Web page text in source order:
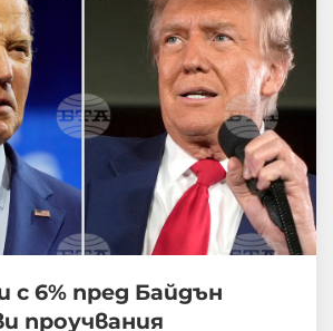
с 6% пред Байдън
проучвания